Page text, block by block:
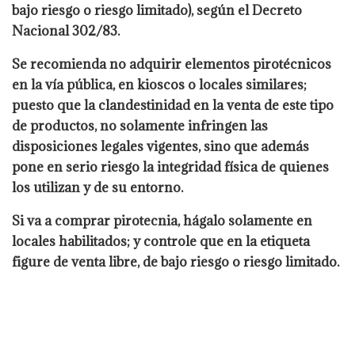
bajo riesgo o riesgo limitado), según el Decreto
Nacional 302/83.
Se recomienda no adquirir elementos pirotécnicos
en la vía pública, en kioscos o locales similares;
puesto que la clandestinidad en la venta de este tipo
de productos, no solamente infringen las
disposiciones legales vigentes, sino que además
pone en serio riesgo la integridad física de quienes
los utilizan y de su entorno.
Si va a comprar pirotecnia, hágalo solamente en
locales habilitados; y controle que en la etiqueta
figure de venta libre, de bajo riesgo o riesgo limitado.